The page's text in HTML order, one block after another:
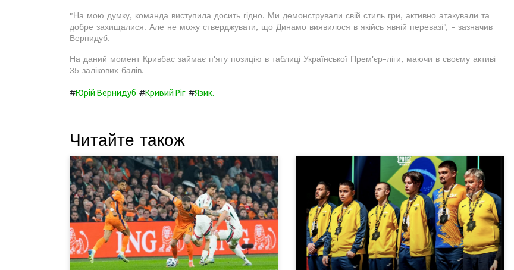
"На мою думку, команда виступила досить гідно. Ми демонстрували свій стиль гри, активно атакували та
добре захищалися. Але не можу стверджувати, що Динамо виявилося в якійсь явній перевазі", - зазначив
Вернидуб.
На даний момент Кривбас займає п'яту позицію в таблиці Української Прем'єр-ліги, маючи в своєму активі
35 залікових балів.
#Юрій Вернидуб #Кривий Ріг #Язик.
Читайте також